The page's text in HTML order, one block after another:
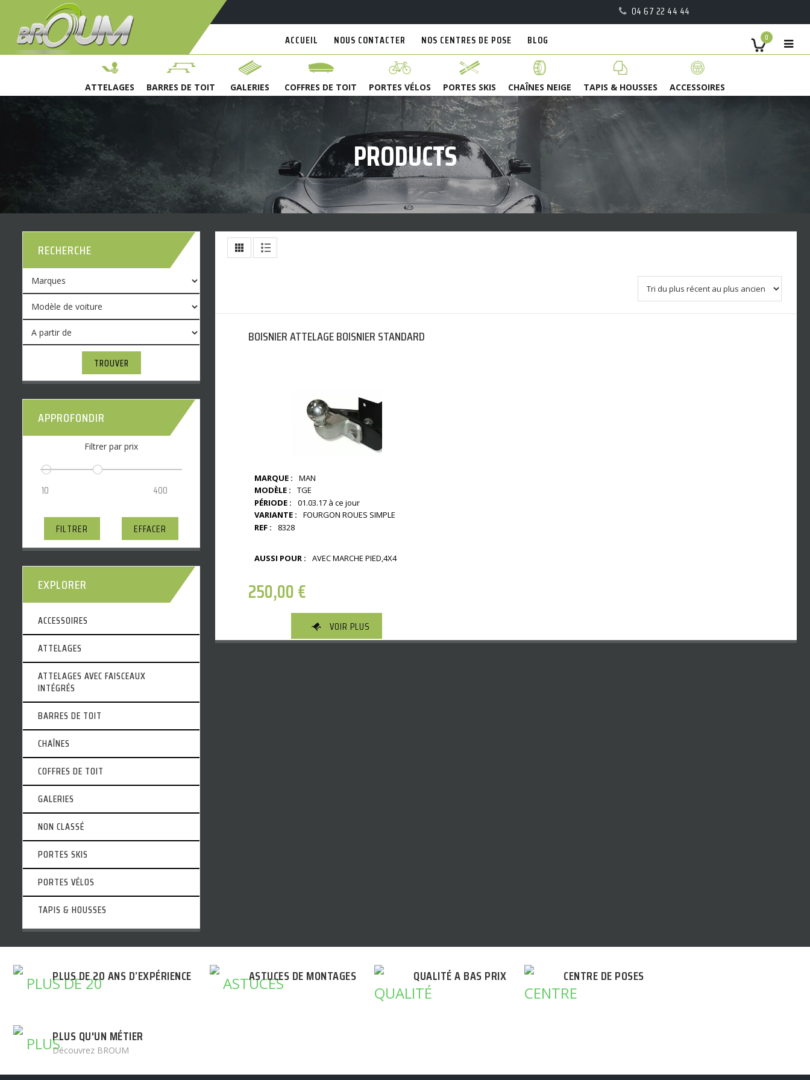
04 67 22 44 44
0
ACCUEIL NOUS CONTACTER NOS CENTRES DE POSE BLOG
ATTELAGES BARRES DE TOIT GALERIES COFFRES DE TOIT PORTES VÉLOS PORTES SKIS CHAÎNES NEIGE TAPIS & HOUSSES ACCESSOIRES
PRODUCTS
BOISNIER ATTELAGE BOISNIER STANDARD
MARQUE :
MAN
MODÈLE :
TGE
PÉRIODE :
01.03.17 à ce jour
VARIANTE :
FOURGON ROUES SIMPLE
REF :
8328
AUSSI POUR : AVEC MARCHE PIED,4X4
250,00€
VOIR PLUS
RECHERCHE
TROUVER
APPROFONDIR
Filtrer par prix
FILTRER EFFACER
EXPLORER
ACCESSOIRES
ATTELAGES
ATTELAGES AVEC FAISCEAUX
INTÉGRÉS
BARRES DE TOIT
CHAÎNES
COFFRES DE TOIT
GALERIES
NON CLASSÉ
PORTES SKIS
PORTES VÉLOS
TAPIS & HOUSSES
PLUS DE 20 ANS D’EXPÉRIENCE ASTUCES DE MONTAGES QUALITÉ A BAS PRIX CENTRE DE POSES
PLUS QU'UN MÉTIER
Découvrez BROUM